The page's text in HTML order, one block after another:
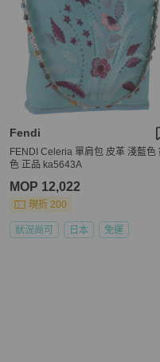
Fendi
FENDI Celeria 單肩包 皮革 淺藍色
色 正品 ka5643A
MOP 12,022
現折 200
狀況尚可 日本 免運